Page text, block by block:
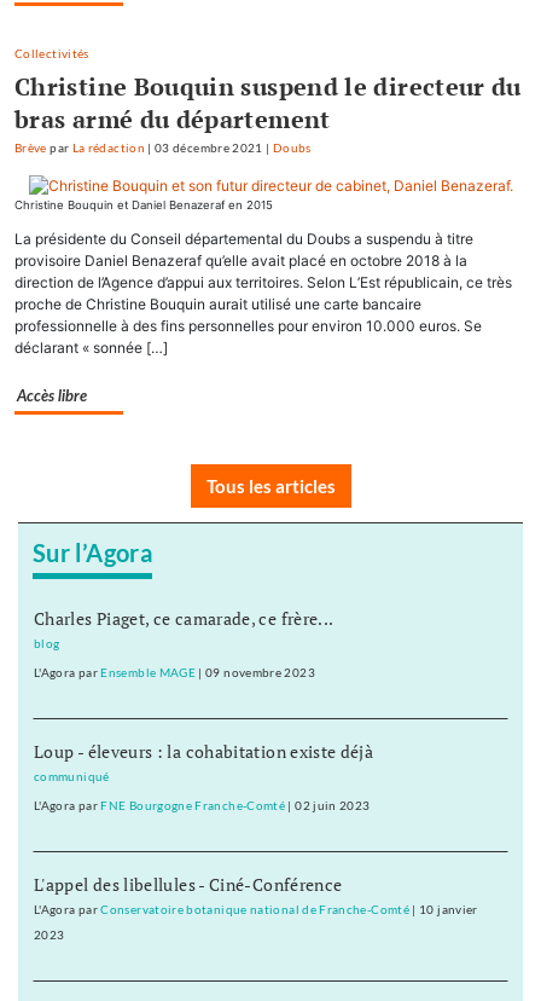
Collectivités
Christine Bouquin suspend le directeur du
bras armé du département
Brève par La rédaction |03 décembre 2021 | Doubs
Christine Bouquin et Daniel Benazeraf en 2015
La présidente du Conseil départemental du Doubs a suspendu à titre
provisoire Daniel Benazeraf qu’elle avait placé en octobre 2018 à la
direction de l’Agence d’appui aux territoires. Selon L’Est républicain, ce très
proche de Christine Bouquin aurait utilisé une carte bancaire
professionnelle à des fins personnelles pour environ 10.000 euros. Se
déclarant « sonnée […]
Accès libre
Tous les articles
Sur l’Agora
Charles Piaget, ce camarade, ce frère...
blog
L'Agora par Ensemble MAGE |09 novembre 2023
Loup - éleveurs : la cohabitation existe déjà
communiqué
L'Agora par FNE Bourgogne Franche-Comté |02 juin 2023
L'appel des libellules - Ciné-Conférence
L'Agora parConservatoire botanique national de Franche-Comté| 10 janvier
2023